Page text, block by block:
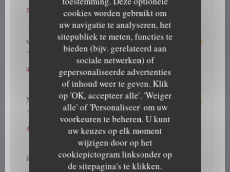
cookies worden gebruikt om
uw navigatie te analyseren, het
sitepubliek te meten, functies te
bieden (bijv. gerelateerd aan
sociale netwerken) of
gepersonaliseerde advertenties
of inhoud weer te geven. Klik
op 'OK, accepteer alle', 'Weiger
alle' of 'Personaliseer' om uw
voorkeuren te beheren. U kunt
uw keuzes op elk moment
wijzigen door op het
cookiepictogram linksonder op
de sitepagina's te klikken.
Atmosfeer: Keuken : Kwaliteit / Prijs
5
wilfried S
2026-08-03
- 19:00 - Gasten 2
Atmosfeer:4 /5 Keuken:5/5 Kwaliteit / Prijs
4
Marc
2026-08-04
- 19:00 - Gasten 2
/5 Atmosfeer:5 /5 Keuken:4/5 Kwaliteit / Prijs
4
Restaurant a recommander. Accueil service choix au top.